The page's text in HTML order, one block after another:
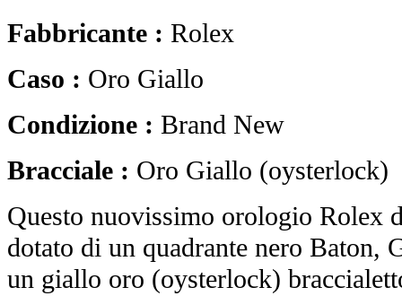
Fabbricante : Rolex
Caso : Oro Giallo
Condizione : Brand New
Bracciale : Oro Giallo (oysterlock)
Questo nuovissimo orologio Rolex
dotato di un quadrante nero Baton,
un giallo oro (oysterlock)